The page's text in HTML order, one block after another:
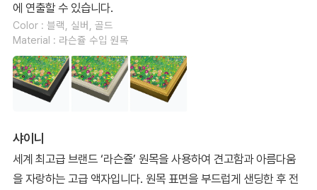
에 연출할 수 있습니다.
Color : 블랙, 실버, 골드
Material : 라슨쥴 수입 원목
샤이니
세계 최고급 브랜드 ‘라슨쥴’ 원목을 사용하여 견고함과 아름다움
을 자랑하는 고급 액자입니다. 원목 표면을 부드럽게 샌딩한 후 전